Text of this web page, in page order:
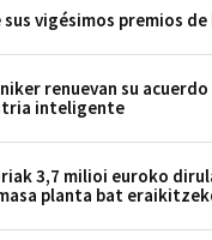
vigésimos premios
renuevan su
inteligente
3,7 milioi euroko
planta bat